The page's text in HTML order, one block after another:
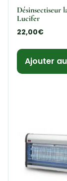
Désinsectiseur
Lucifer
22,00€
Ajouter